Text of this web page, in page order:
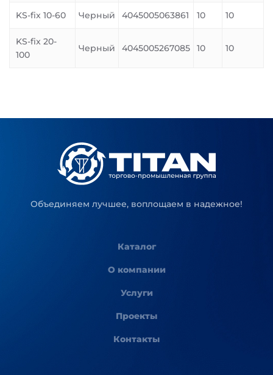
KS-fix 10-60 Черный 4045005063861 10 10
KS-fix 20-
100
Черный 4045005267085 10 10
Объединяем лучшее, воплощаем в надежное!
Каталог
О компании
Услуги
Проекты
Контакты